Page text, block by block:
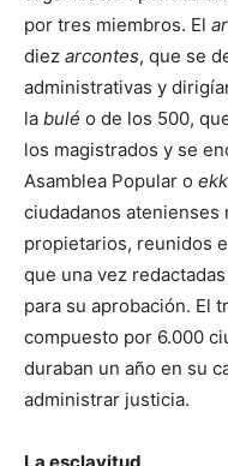
por tres miembros. El
diez arcontes, que se
administrativas y
la bulé o de los 500,
los magistrados y se
Asamblea Popular o
ciudadanos atenienses
propietarios, reunidos
que una vez
para su aprobación. El
compuesto por 6.000
duraban un año en su
administrar justicia.